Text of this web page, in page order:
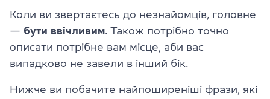
Коли ви звертаєтесь до незнайомців, головне
— бути ввічливим. Також потрібно точно
описати потрібне вам місце, аби вас
випадково не завели в інший бік.
Нижче ви побачите найпоширеніші фрази, які